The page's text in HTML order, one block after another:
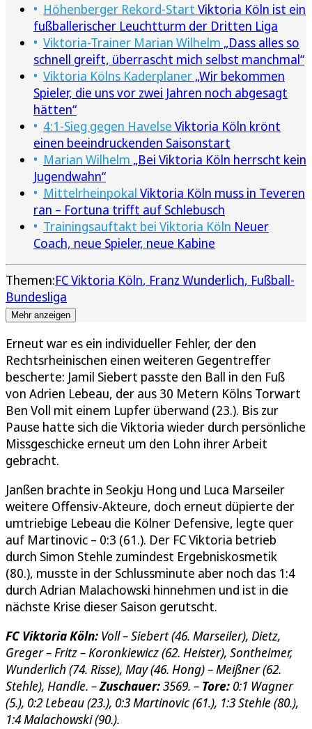
Höhenberger Rekord-Start Viktoria Köln ist ein
fußballerischer Leuchtturm der Dritten Liga
Viktoria-Trainer Marian Wilhelm „Dass alles so
schnell greift, überrascht mich selbst manchmal“
Viktoria Kölns Kaderplaner „Wir bekommen
Spieler, die uns vor zwei Jahren noch abgesagt
hätten“
4:1-Sieg gegen Havelse Viktoria Köln krönt
einen beeindruckenden Saisonstart
Marian Wilhelm „Bei Viktoria Köln herrscht kein
Jugendwahn“
Mittelrheinpokal Viktoria Köln muss in Teveren
ran – Fortuna trifft auf Schlebusch
Trainingsauftakt bei Viktoria Köln Neuer
Coach, neue Spieler, neue Kabine
Themen:FC Viktoria Köln Franz Wunderlich Fußball-
Bundesliga
Mehr anzeigen
Erneut war es ein individueller Fehler, der den
Rechtsrheinischen einen weiteren Gegentreffer
bescherte: Jamil Siebert passte den Ball in den Fuß
von Adrien Lebeau, der aus 30 Metern Kölns Torwart
Ben Voll mit einem Lupfer überwand (23.). Bis zur
Pause hatte sich die Viktoria wieder durch persönliche
Missgeschicke erneut um den Lohn ihrer Arbeit
gebracht.
Janßen brachte in Seokju Hong und Luca Marseiler
weitere Offensiv-Akteure, doch erneut düpierte der
umtriebige Lebeau die Kölner Defensive, legte quer
auf Martinovic – 0:3 (61.). Der FC Viktoria betrieb
durch Simon Stehle zumindest Ergebniskosmetik
(80.), musste in der Schlussminute aber noch das 1:4
durch Adrian Malachowski hinnehmen und ist in die
nächste Krise dieser Saison gerutscht.
FC Viktoria Köln: Voll – Siebert (46. Marseiler), Dietz,
Greger – Fritz – Koronkiewicz (62. Heister), Sontheimer,
Wunderlich (74. Risse), May (46. Hong) – Meißner (62.
Stehle), Handle. –Zuschauer:3569. – Tore: 0:1 Wagner
(5.), 0:2 Lebeau (23.), 0:3 Martinovic (61.), 1:3 Stehle (80.),
1:4 Malachowski (90.).